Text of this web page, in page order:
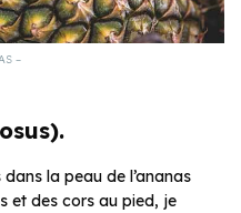
–
la peau de l’ananas
et des cors au pied, je